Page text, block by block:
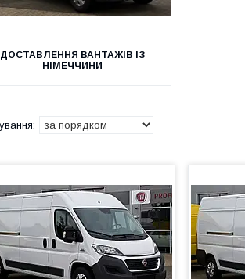
ДОСТАВЛЕННЯ ВАНТАЖІВ ІЗ
НІМЕЧЧИНИ